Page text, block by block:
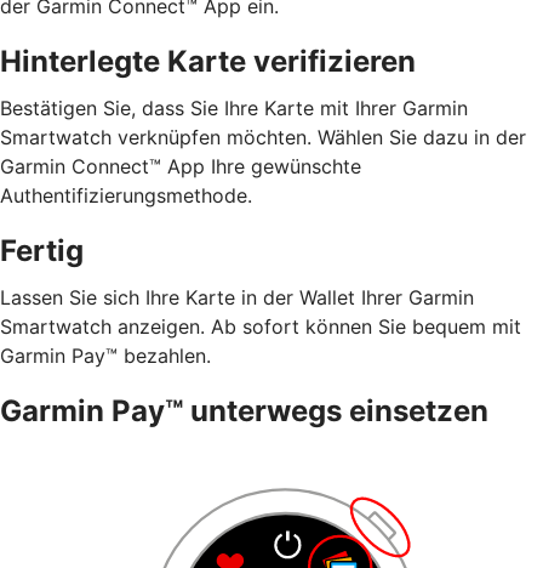
der Garmin Connect™ App ein.
Hinterlegte Karte verifizieren
Bestätigen Sie, dass Sie Ihre Karte mit Ihrer Garmin
Smartwatch verknüpfen möchten. Wählen Sie dazu in der
Garmin Connect™ App Ihre gewünschte
Authentifizierungsmethode.
Fertig
Lassen Sie sich Ihre Karte in der Wallet Ihrer Garmin
Smartwatch anzeigen. Ab sofort können Sie bequem mit
Garmin Pay™ bezahlen.
Garmin Pay™ unterwegs einsetzen